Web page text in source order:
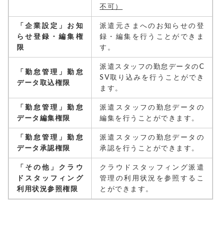
不可）
「企業設定」お知
らせ登録・編集権
限
派遣元さまへのお知らせの登
録・編集を行うことができま
す。
「勤怠管理」勤怠
データ取込権限
派遣スタッフの勤怠データのC
SV取り込みを行うことができ
ます。
「勤怠管理」勤怠
データ編集権限
派遣スタッフの勤怠データの
編集を行うことができます。
「勤怠管理」勤怠
データ承認権限
派遣スタッフの勤怠データの
承認を行うことができます。
「その他」クラウ
ドスタッフィング
利用状況参照権限
クラウドスタッフィング派遣
管理の利用状況を参照するこ
とができます。